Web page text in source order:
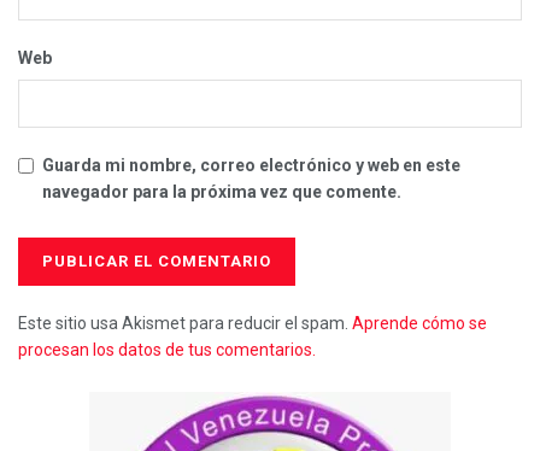
Web
Guarda mi nombre, correo electrónico y web en este
navegador para la próxima vez que comente.
Este sitio usa Akismet para reducir el spam. Aprende cómo se
procesan los datos de tus comentarios.